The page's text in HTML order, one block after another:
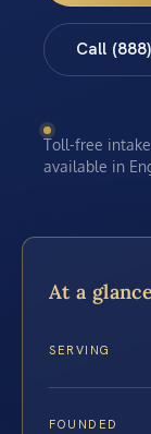
Call
Toll-free
available in
At a glance
SERVING
FOUNDED